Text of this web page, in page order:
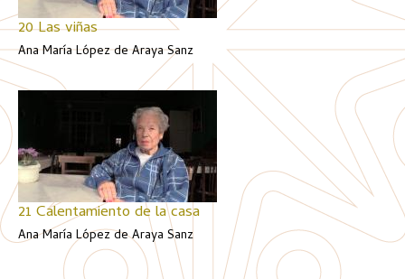
20 Las viñas
Ana María López de Araya Sanz
21 Calentamiento de la casa
Ana María López de Araya Sanz